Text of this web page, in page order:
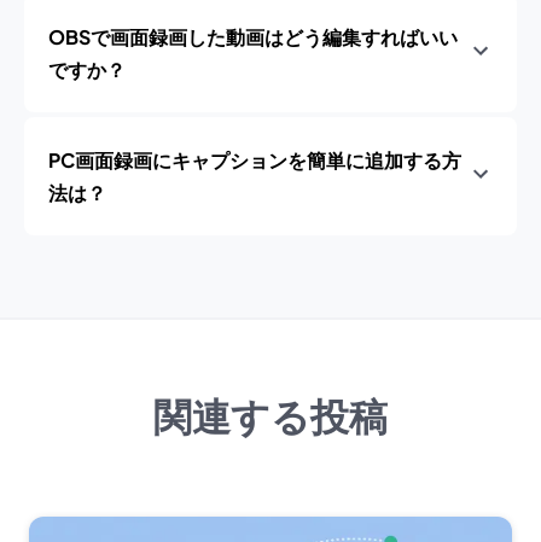
OBSで画面録画した動画はどう編集すればいい
ですか？
PC画面録画にキャプションを簡単に追加する方
法は？
関連する投稿